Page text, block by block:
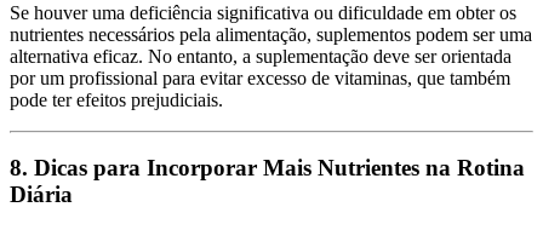
Se houver uma deficiência significativa ou dificuldade em obter os
nutrientes necessários pela alimentação, suplementos podem ser uma
alternativa eficaz. No entanto, a suplementação deve ser orientada
por um profissional para evitar excesso de vitaminas, que também
pode ter efeitos prejudiciais.
8. Dicas para Incorporar Mais Nutrientes na Rotina
Diária